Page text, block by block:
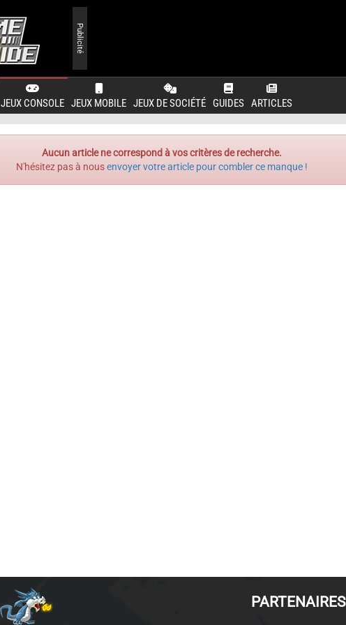
JEUX CONSOLE JEUX MOBILE JEUX DE SOCIÉTÉ GUIDES ARTICLES
Publicité
Aucun article ne correspond à vos critères de recherche.
N'hésitez pas à nousenvoyer votre article pour combler ce manque !
PARTENAIRES